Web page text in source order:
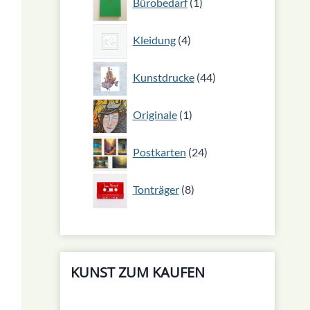
Produkt
Kleidung 4
4
Produkte
Kunstdrucke 44
44
Produkte
Originale 1
1
Produkt
Postkarten 24
24
Produkte
Tonträger 8
8
Produkte
KUNST ZUM KAUFEN